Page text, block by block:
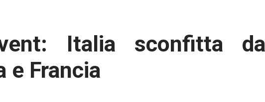
Italia sconfitta da
e Francia